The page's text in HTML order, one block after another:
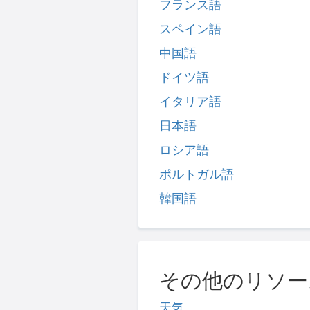
フランス語
スペイン語
中国語
ドイツ語
イタリア語
日本語
ロシア語
ポルトガル語
韓国語
その他のリソ